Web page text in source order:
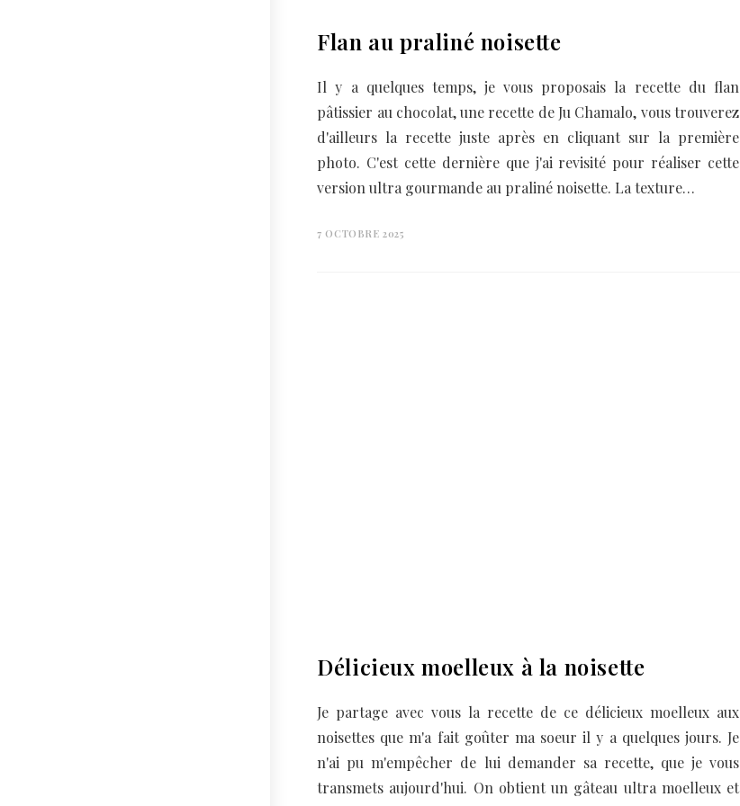
Flan au praliné noisette
Il y a quelques temps, je vous proposais la recette du flan
pâtissier au chocolat, une recette de Ju Chamalo, vous trouverez
d'ailleurs la recette juste après en cliquant sur la première
photo. C'est cette dernière que j'ai revisité pour réaliser cette
version ultra gourmande au praliné noisette. La texture…
7 OCTOBRE 2025
Délicieux moelleux à la noisette
Je partage avec vous la recette de ce délicieux moelleux aux
noisettes que m'a fait goûter ma soeur il y a quelques jours. Je
n'ai pu m'empêcher de lui demander sa recette, que je vous
transmets aujourd'hui. On obtient un gâteau ultra moelleux et